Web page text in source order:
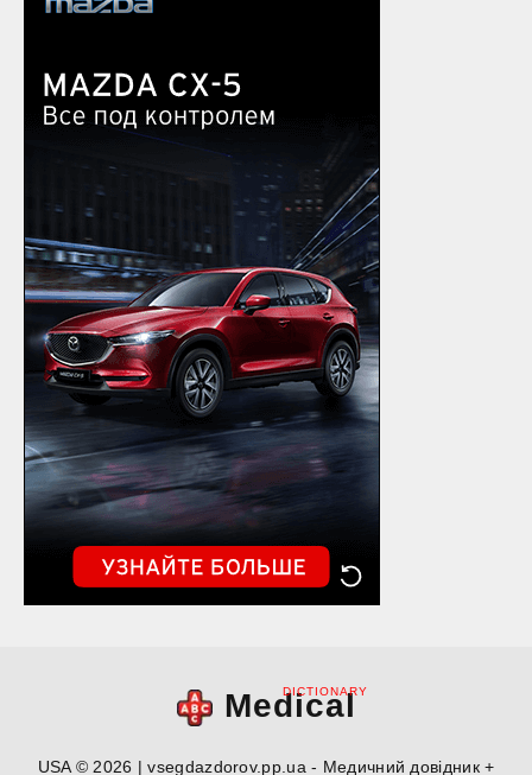
Medical
DICTIONARY
USA © 2026 | vsegdazdorov.pp.ua - Медичний довідник +